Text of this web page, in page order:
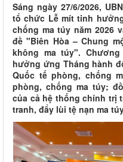
Sáng ngày 27/6/2026,
tổ chức Lễ mít tinh
chống ma túy năm 2026
đề "Biên Hòa – Chung
không ma túy".
hưởng ứng Tháng hành
Quốc tế phòng, chống
phòng, chống ma túy;
của cả hệ thống chính trị
tranh, đẩy lùi tệ nạn ma